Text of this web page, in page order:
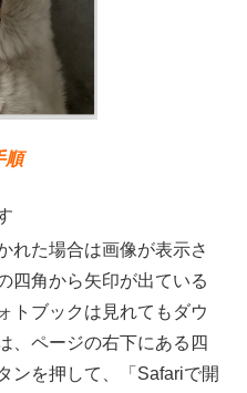
順
れた場合は画像が表示さ
四角から矢印が出ている
トブックは見れてもダウ
、ページの右下にある四
ンを押して、「Safariで開